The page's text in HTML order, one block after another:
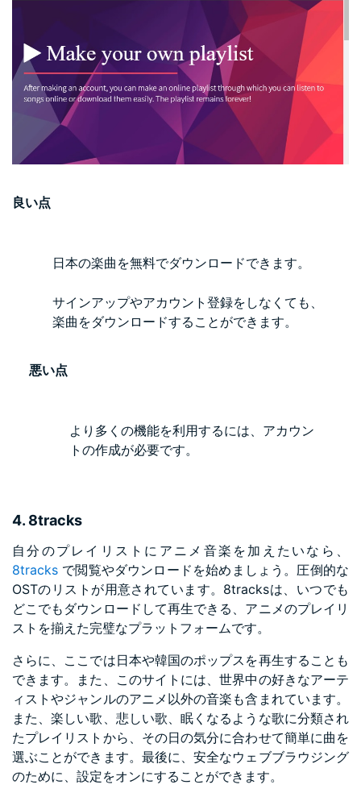
良い点
日本の楽曲を無料でダウンロードできます。
サインアップやアカウント登録をしなくても、
楽曲をダウンロードすることができます。
悪い点
より多くの機能を利用するには、アカウン
トの作成が必要です。
4. 8tracks
自分のプレイリストにアニメ音楽を加えたいなら、
8tracks で閲覧やダウンロードを始めましょう。圧倒的な
OSTのリストが用意されています。8tracksは、いつでも
どこでもダウンロードして再生できる、アニメのプレイリ
ストを揃えた完璧なプラットフォームです。
さらに、ここでは日本や韓国のポップスを再生することも
できます。また、このサイトには、世界中の好きなアーテ
ィストやジャンルのアニメ以外の音楽も含まれています。
また、楽しい歌、悲しい歌、眠くなるような歌に分類され
たプレイリストから、その日の気分に合わせて簡単に曲を
選ぶことができます。最後に、安全なウェブブラウジング
のために、設定をオンにすることができます。